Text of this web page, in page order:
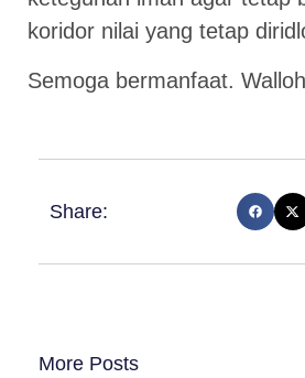
koridor nilai yang tetap
Semoga bermanfaat.
Share:
More Posts